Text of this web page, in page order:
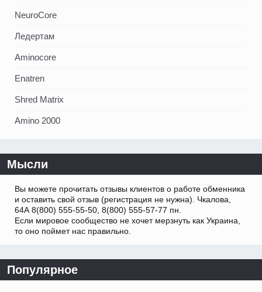
NeuroCore
Ледертам
Aminocore
Enatren
Shred Matrix
Amino 2000
Мысли
Вы можете прочитать отзывы клиентов о работе обменника
и оставить свой отзыв (регистрация не нужна). Чкалова,
64А 8(800) 555-55-50, 8(800) 555-57-77 пн.
Если мировое сообщество не хочет мерзнуть как Украина,
то оно поймет нас правильно.
Популярное